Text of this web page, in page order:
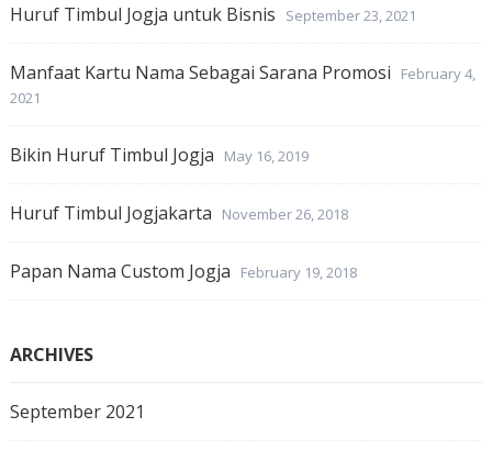
Huruf Timbul Jogja untuk Bisnis September 23, 2021
Manfaat Kartu Nama Sebagai Sarana Promosi
February 4,
2021
Bikin Huruf Timbul Jogja May 16, 2019
Huruf Timbul Jogjakarta November 26, 2018
Papan Nama Custom Jogja February 19, 2018
ARCHIVES
September 2021